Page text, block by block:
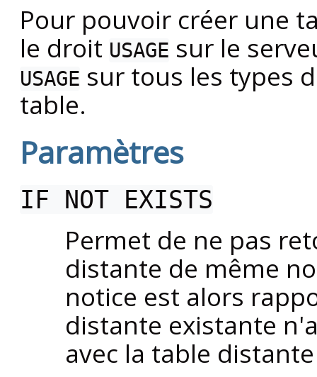
Pour pouvoir créer une
le droit USAGE sur le
USAGE sur tous les types
table.
Paramètres
IF NOT EXISTS
Permet de ne pas
distante de même
notice est alors
distante existante
avec la table